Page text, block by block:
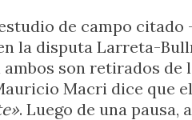
de campo
la disputa Larreta-
son retirados
Macri dice que
. Luego de una pausa,